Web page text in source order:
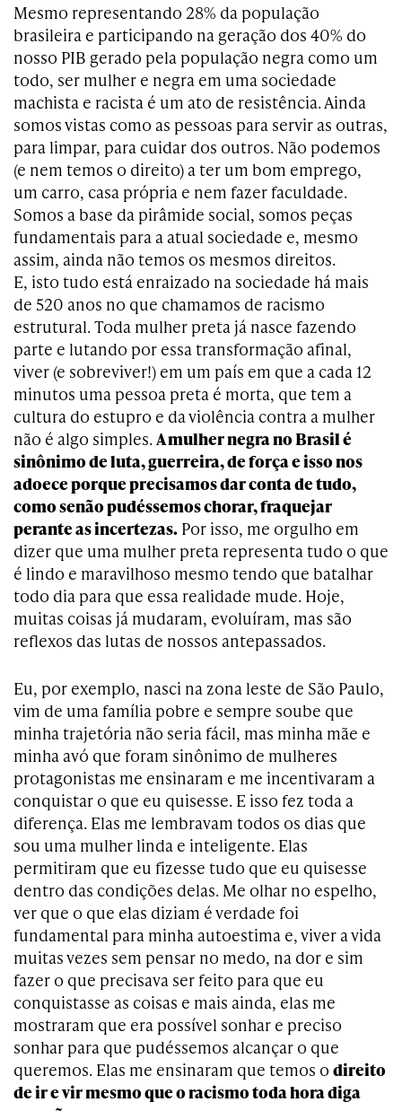
Mesmo representando 28% da população
brasileira e participando na geração dos 40% do
nosso PIB gerado pela população negra como um
todo, ser mulher e negra em uma sociedade
machista e racista é um ato de resistência. Ainda
somos vistas como as pessoas para servir as outras,
para limpar, para cuidar dos outros. Não podemos
(e nem temos o direito) a ter um bom emprego,
um carro, casa própria e nem fazer faculdade.
Somos a base da pirâmide social, somos peças
fundamentais para a atual sociedade e, mesmo
assim, ainda não temos os mesmos direitos.
E, isto tudo está enraizado na sociedade há mais
de 520 anos no que chamamos de racismo
estrutural. Toda mulher preta já nasce fazendo
parte e lutando por essa transformação afinal,
viver (e sobreviver!) em um país em que a cada 12
minutos uma pessoa preta é morta, que tem a
cultura do estupro e da violência contra a mulher
não é algo simples.A mulher negra no Brasil é
sinônimo de luta, guerreira, de força e isso nos
adoece porque precisamos dar conta de tudo,
como senão pudéssemos chorar, fraquejar
perante as incertezas. Por isso, me orgulho em
dizer que uma mulher preta representa tudo o que
é lindo e maravilhoso mesmo tendo que batalhar
todo dia para que essa realidade mude. Hoje,
muitas coisas já mudaram, evoluíram, mas são
reflexos das lutas de nossos antepassados.
Eu, por exemplo, nasci na zona leste de São Paulo,
vim de uma família pobre e sempre soube que
minha trajetória não seria fácil, mas minha mãe e
minha avó que foram sinônimo de mulheres
protagonistas me ensinaram e me incentivaram a
conquistar o que eu quisesse. E isso fez toda a
diferença. Elas me lembravam todos os dias que
sou uma mulher linda e inteligente. Elas
permitiram que eu fizesse tudo que eu quisesse
dentro das condições delas. Me olhar no espelho,
ver que o que elas diziam é verdade foi
fundamental para minha autoestima e, viver a vida
muitas vezes sem pensar no medo, na dor e sim
fazer o que precisava ser feito para que eu
conquistasse as coisas e mais ainda, elas me
mostraram que era possível sonhar e preciso
sonhar para que pudéssemos alcançar o que
queremos. Elas me ensinaram que temos o direito
de ir e vir mesmo que o racismo toda hora diga